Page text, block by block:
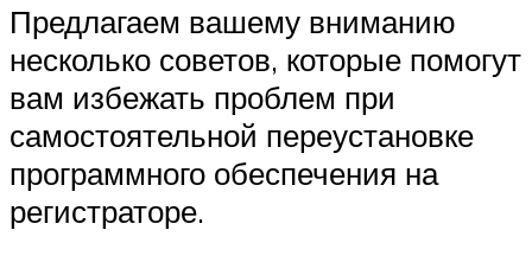
Предлагаем вашему вниманию
несколько советов, которые помогут
вам избежать проблем при
самостоятельной переустановке
программного обеспечения на
регистраторе.